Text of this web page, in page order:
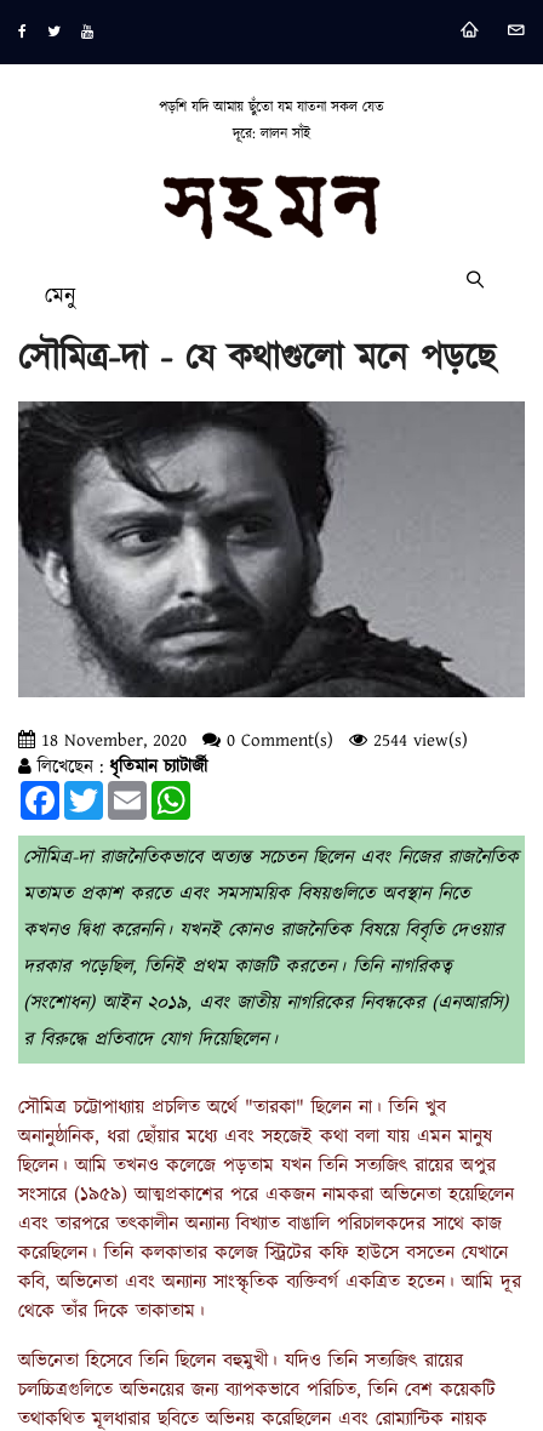
পড়শি যদি আমায় ছুঁতো যম যাতনা সকল যেত
দূরে: লালন সাঁই
মেনু
সৌমিত্র-দা - যে কথাগুলো মনে পড়ছে
18 November, 2020 0 Comment(s)
2544 view(s)
লিখেছেন : ধৃতিমান চ্যাটার্জী
FacebookTwitterEmail
সৌমিত্র-দা রাজনৈতিকভাবে অত্যন্ত সচেতন ছিলেন এবং নিজের রাজনৈতিক
মতামত প্রকাশ করতে এবং সমসাময়িক বিষয়গুলিতে অবস্থান নিতে
কখনও দ্বিধা করেননি। যখনই কোনও রাজনৈতিক বিষয়ে বিবৃতি দেওয়ার
দরকার পড়েছিল, তিনিই প্রথম কাজটি করতেন। তিনি নাগরিকত্ব
(সংশোধন) আইন ২০১৯, এবং জাতীয় নাগরিকের নিবন্ধকের (এনআরসি)
র বিরুদ্ধে প্রতিবাদে যোগ দিয়েছিলেন।
সৌমিত্র চট্টোপাধ্যায় প্রচলিত অর্থে "তারকা" ছিলেন না। তিনি খুব
অনানুষ্ঠানিক, ধরা ছোঁয়ার মধ্যে এবং সহজেই কথা বলা যায় এমন মানুষ
ছিলেন। আমি তখনও কলেজে পড়তাম যখন তিনি সত্যজিৎ রায়ের অপুর
সংসারে (১৯৫৯) আত্মপ্রকাশের পরে একজন নামকরা অভিনেতা হয়েছিলেন
এবং তারপরে তৎকালীন অন্যান্য বিখ্যাত বাঙালি পরিচালকদের সাথে কাজ
করেছিলেন। তিনি কলকাতার কলেজ স্ট্রিটের কফি হাউসে বসতেন যেখানে
কবি, অভিনেতা এবং অন্যান্য সাংস্কৃতিক ব্যক্তিবর্গ একত্রিত হতেন। আমি দূর
থেকে তাঁর দিকে তাকাতাম।
অভিনেতা হিসেবে তিনি ছিলেন বহুমুখী। যদিও তিনি সত্যজিৎ রায়ের
চলচ্চিত্রগুলিতে অভিনয়ের জন্য ব্যাপকভাবে পরিচিত, তিনি বেশ কয়েকটি
তথাকথিত মূলধারার ছবিতে অভিনয় করেছিলেন এবং রোম্যান্টিক নায়ক